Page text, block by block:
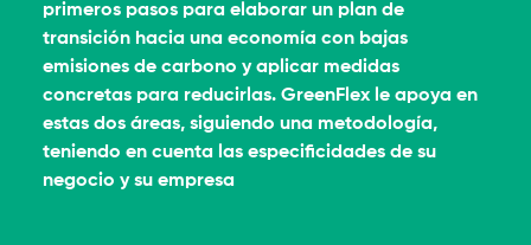
primeros pasos para elaborar un plan de
transición hacia una economía con bajas
emisiones de carbono y aplicar medidas
concretas para reducirlas. GreenFlex le apoya en
estas dos áreas, siguiendo una metodología,
teniendo en cuenta las especificidades de su
negocio y su empresa